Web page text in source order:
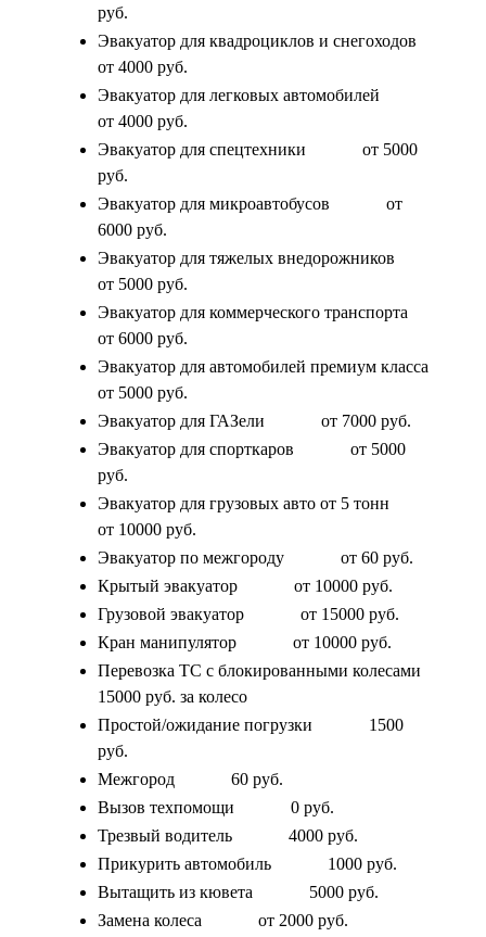
руб.
Эвакуатор для квадроциклов и снегоходов
от 4000 руб.
Эвакуатор для легковых автомобилей
от 4000 руб.
Эвакуатор для спецтехники
от 5000
руб.
Эвакуатор для микроавтобусов
от
6000 руб.
Эвакуатор для тяжелых внедорожников
от 5000 руб.
Эвакуатор для коммерческого транспорта
от 6000 руб.
Эвакуатор для автомобилей премиум класса
от 5000 руб.
Эвакуатор для ГАЗели
от 7000 руб.
Эвакуатор для спорткаров
от 5000
руб.
Эвакуатор для грузовых авто от 5 тонн
от 10000 руб.
Эвакуатор по межгороду
от 60 руб.
Крытый эвакуатор
от 10000 руб.
Грузовой эвакуатор
от 15000 руб.
Кран манипулятор
от 10000 руб.
Перевозка ТС с блокированными колесами
15000 руб. за колесо
Простой/ожидание погрузки
1500
руб.
Межгород
60 руб.
Вызов техпомощи
0 руб.
Трезвый водитель
4000 руб.
Прикурить автомобиль
1000 руб.
Вытащить из кювета
5000 руб.
Замена колеса
от 2000 руб.